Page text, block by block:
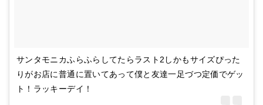
サンタモニカふらふらしてたらラスト2しかもサイズぴった
りがお店に普通に置いてあって僕と友達一足づつ定価でゲッ
ト！ラッキーデイ！